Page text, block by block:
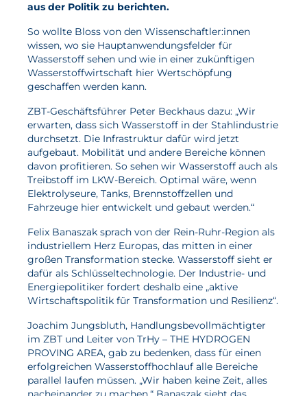
Gremien
Unser Netzwerk
Forschung
Wasserstoff
Elektrolyse
Leistungen
Entwicklung
Herstellungsverfahren
Mess- und Prüfverfahren
Beratung und Studien
Modellierung & Simulation
Karriere
Offene Stellen
Weiterentwicklung
aus der Politik zu berichten.
So wollte Bloss von den Wissenschaftler:innen
wissen, wo sie Hauptanwendungsfelder für
Wasserstoff sehen und wie in einer zukünftigen
Wasserstoffwirtschaft hier Wertschöpfung
geschaffen werden kann.
ZBT-Geschäftsführer Peter Beckhaus dazu: „Wir
erwarten, dass sich Wasserstoff in der Stahlindustrie
durchsetzt. Die Infrastruktur dafür wird jetzt
aufgebaut. Mobilität und andere Bereiche können
davon profitieren. So sehen wir Wasserstoff auch als
Treibstoff im LKW-Bereich. Optimal wäre, wenn
Elektrolyseure, Tanks, Brennstoffzellen und
Fahrzeuge hier entwickelt und gebaut werden.“
Felix Banaszak sprach von der Rein-Ruhr-Region als
industriellem Herz Europas, das mitten in einer
großen Transformation stecke. Wasserstoff sieht er
dafür als Schlüsseltechnologie. Der Industrie- und
Energiepolitiker fordert deshalb eine „aktive
Wirtschaftspolitik für Transformation und Resilienz“.
Joachim Jungsbluth, Handlungsbevollmächtigter
im ZBT und Leiter von TrHy – THE HYDROGEN
PROVING AREA, gab zu bedenken, dass für einen
erfolgreichen Wasserstoffhochlauf alle Bereiche
parallel laufen müssen. „Wir haben keine Zeit, alles